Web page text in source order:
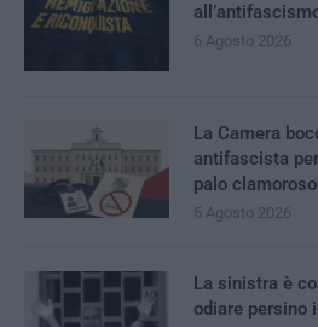
6 Agosto 2026
La Camera
antifascista
palo
5 Agosto 2026
La sinistra è
odiare persino